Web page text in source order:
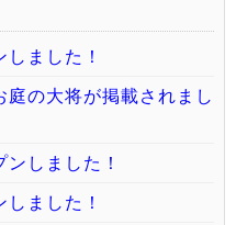
ました！
の大将が掲載されまし
しました！
ました！